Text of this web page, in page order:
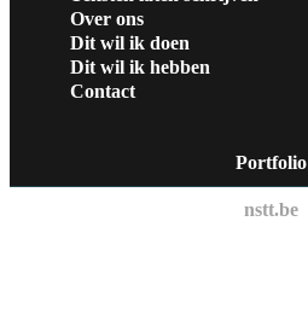
Over ons
Dit wil ik doen
Dit wil ik hebben
Contact
Portfolio
nstt.be